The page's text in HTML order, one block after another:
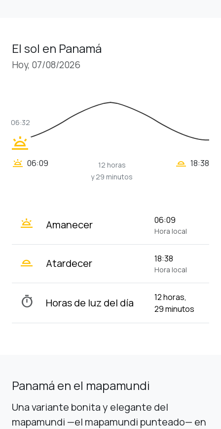
El sol en Panamá
Hoy, 07/08/2026
wb_twilight
06:32
wb_twilight 06:09
12 horas
y 29 minutos
wb_twilight_2 18:38
wb_twilight Amanecer 06:09
Hora local
wb_twilight_2 Atardecer 18:38
Hora local
timer Horas de luz del día
12 horas,
29 minutos
Panamá en el mapamundi
Una variante bonita y elegante del
mapamundi —el mapamundi punteado— en